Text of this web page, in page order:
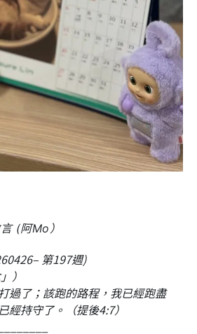
(阿Mo）
第197週)
）
過了；該跑的路程，我已經跑盡
經持守了。（提後4:7）